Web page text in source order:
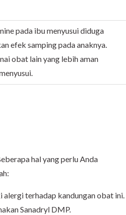
pada ibu menyusui diduga
efek samping pada anaknya.
obat lain yang lebih aman
hal yang perlu Anda
alergi terhadap kandungan obat ini.
Sanadryl DMP.